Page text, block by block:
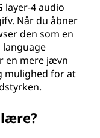
layer-4 audio
Når du åbner
den som en
en mere jævn
mulighed for at